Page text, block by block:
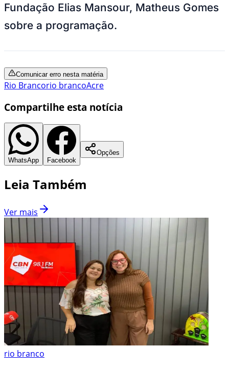
Fundação Elias Mansour, Matheus Gomes
sobre a programação.
Comunicar erro nesta matéria
Rio Brancorio brancoAcre
Compartilhe esta notícia
WhatsApp Facebook
Opções
Leia Também
Ver mais
rio branco